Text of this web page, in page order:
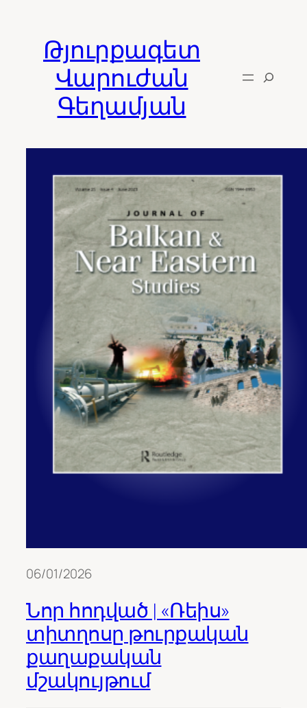
contentԹյուրքագետ
Վարուժան
Գեղամյան
06/01/2026
Նոր հոդված | «Ռեիս»
տիտղոսը թուրքական
քաղաքական
մշակույթում